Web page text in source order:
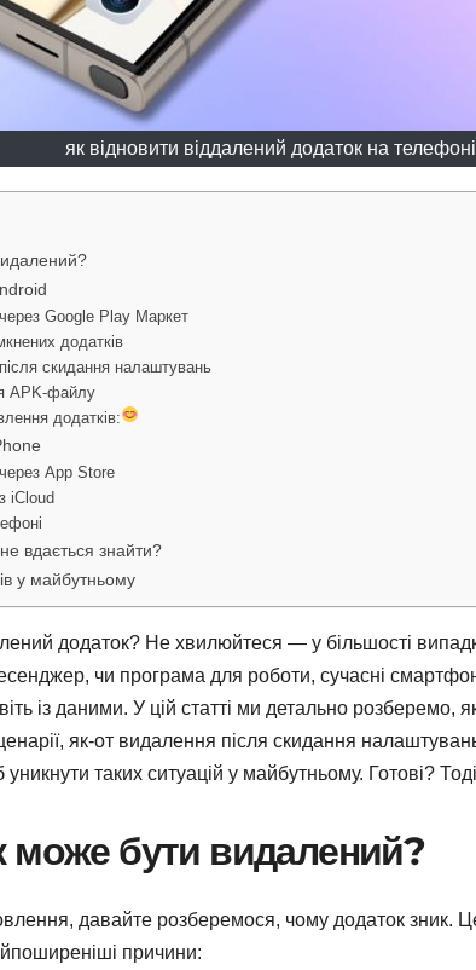
як відновити віддалений додаток на телефоні
Google Play Маркет
додатків
скидання налаштувань
APK-файлу
додатків:
App Store
iCloud
вдається знайти?
у майбутньому
додаток? Не хвилюйтеся — у більшості
чи програма для роботи, сучасні
із даними. У цій статті ми детально розберемо,
як-от видалення після скидання
таких ситуацій у майбутньому. Готові?
може бути видалений?
давайте розберемося, чому додаток зник.
причини: